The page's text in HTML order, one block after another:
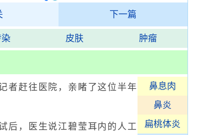
下一篇
皮肤 肿瘤
鼻息肉
鼻炎
扁桃体炎
赶往医院，亲睹了这位半年
，医生说江碧莹耳内的人工